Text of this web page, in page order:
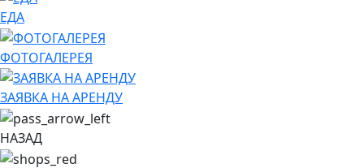
ЕДА
ФОТОГАЛЕРЕЯ
ЗАЯВКА НА АРЕНДУ
НАЗАД